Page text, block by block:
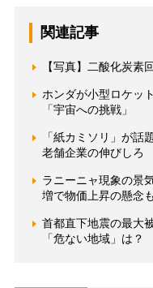
関連記事
【写真】二酸化炭素
ホンダが小型ロケッ
「宇宙への挑戦」
「紙カミソリ」が話
老舗企業の伸びしろ
ラニーニャ現象の景
増で物価上昇の懸念も
首都直下地震の最大
「危ない地域」は？